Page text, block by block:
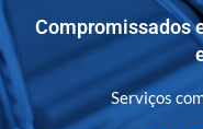
Compromissados
Serviços